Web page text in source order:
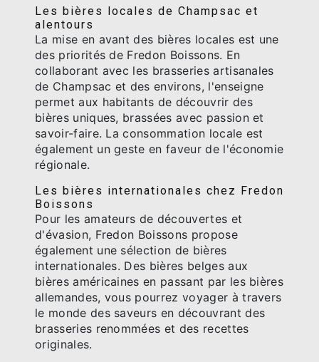
Les bières locales de Champsac et
alentours
La mise en avant des bières locales est une
des priorités de Fredon Boissons. En
collaborant avec les brasseries artisanales
de Champsac et des environs, l'enseigne
permet aux habitants de découvrir des
bières uniques, brassées avec passion et
savoir-faire. La consommation locale est
également un geste en faveur de l'économie
régionale.
Les bières internationales chez Fredon
Boissons
Pour les amateurs de découvertes et
d'évasion, Fredon Boissons propose
également une sélection de bières
internationales. Des bières belges aux
bières américaines en passant par les bières
allemandes, vous pourrez voyager à travers
le monde des saveurs en découvrant des
brasseries renommées et des recettes
originales.